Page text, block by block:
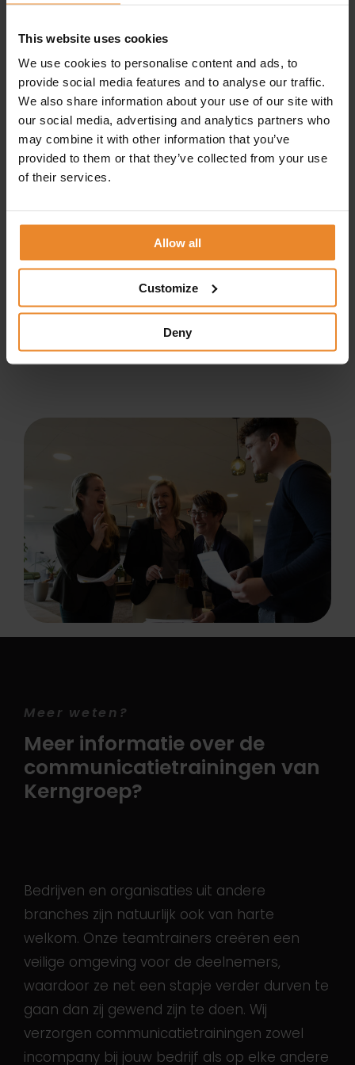
This website uses cookies
We use cookies to personalise content and ads, to
provide social media features and to analyse our traffic.
We also share information about your use of our site with
our social media, advertising and analytics partners who
may combine it with other information that you’ve
provided to them or that they’ve collected from your use
of their services.
Allow all
Customize
Deny
verzekeraars, incassobureaus,
accountants, financiële instellingen)
Woningcorporaties, Makelaardij
Zorgsector, Zorg gerelateerde
organisaties (consulenten, adviseurs,
projectleiders, teamleiders,
management)
Groothandelsbedrijven, Technische
Non-profit: Bibliotheken, Gemeentes
Contact
Meer weten?
Meer informatie over de
communicatietrainingen van
Kerngroep?
Bedrijven en organisaties uit andere
branches zijn natuurlijk ook van harte
welkom. Onze teamtrainers creëren een
veilige omgeving voor de deelnemers,
waardoor ze net een stapje verder durven te
gaan dan zij gewend zijn te doen. Wij
verzorgen communicatietrainingen zowel
incompany bij jouw bedrijf als op elke andere